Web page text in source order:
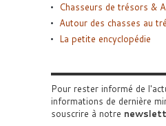
Chasseurs de trésors &
Autour des chasses au
La petite encyclopédie
Pour rester informé de
informations de dernière
souscrire à notre